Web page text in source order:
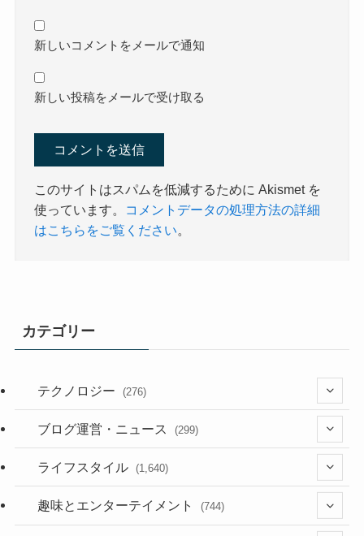
新しいコメントをメールで通知
新しい投稿をメールで受け取る
このサイトはスパムを低減するために Akismet を
使っています。
コメントデータの処理方法の詳細
はこちらをご覧ください。
カテゴリー
テクノロジー (276)
(36)
(187)
ブログ運営・ニュース (299)
(118)
(181)
ライフスタイル (1,640)
(395)
趣味とエンターテイメント (744)